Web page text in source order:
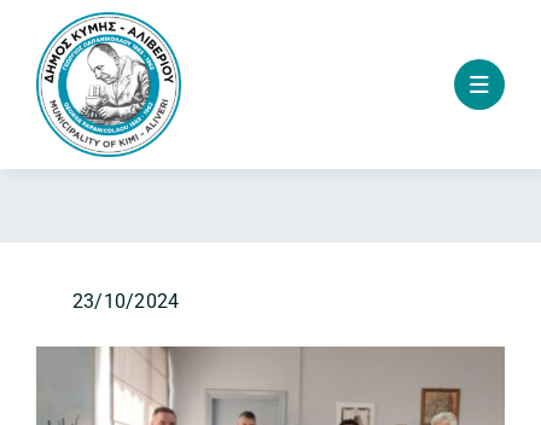
content
23/10/2024